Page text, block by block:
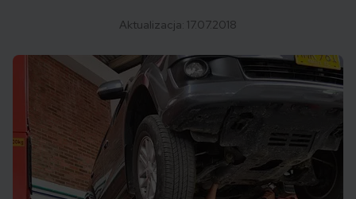
Aktualizacja: 17.07.2018